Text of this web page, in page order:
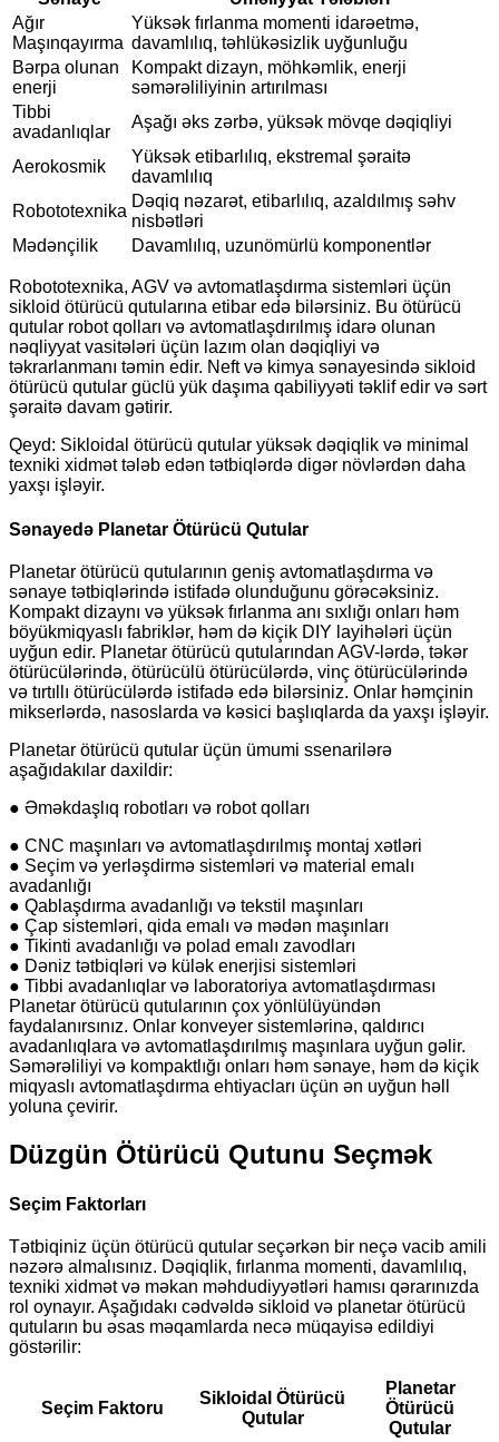
Ağır
Maşınqayırma
Yüksək fırlanma momenti idarəetmə,
davamlılıq, təhlükəsizlik uyğunluğu
Bərpa olunan
enerji
Kompakt dizayn, möhkəmlik, enerji
səmərəliliyinin artırılması
Tibbi
avadanlıqlar
Aşağı əks zərbə, yüksək mövqe dəqiqliyi
Aerokosmik
Yüksək etibarlılıq, ekstremal şəraitə
davamlılıq
Robototexnika
Dəqiq nəzarət, etibarlılıq, azaldılmış səhv
nisbətləri
Mədənçilik
Davamlılıq, uzunömürlü komponentlər
Robototexnika, AGV və avtomatlaşdırma sistemləri üçün
sikloid ötürücü qutularına etibar edə bilərsiniz. Bu ötürücü
qutular robot qolları və avtomatlaşdırılmış idarə olunan
nəqliyyat vasitələri üçün lazım olan dəqiqliyi və
təkrarlanmanı təmin edir. Neft və kimya sənayesində sikloid
ötürücü qutular güclü yük daşıma qabiliyyəti təklif edir və sərt
şəraitə davam gətirir.
Qeyd: Sikloidal ötürücü qutular yüksək dəqiqlik və minimal
texniki xidmət tələb edən tətbiqlərdə digər növlərdən daha
yaxşı işləyir.
Sənayedə Planetar Ötürücü Qutular
Planetar ötürücü qutularının geniş avtomatlaşdırma və
sənaye tətbiqlərində istifadə olunduğunu görəcəksiniz.
Kompakt dizaynı və yüksək fırlanma anı sıxlığı onları həm
böyükmiqyaslı fabriklər, həm də kiçik DIY layihələri üçün
uyğun edir. Planetar ötürücü qutularından AGV-lərdə, təkər
ötürücülərində, ötürücülü ötürücülərdə, vinç ötürücülərində
və tırtıllı ötürücülərdə istifadə edə bilərsiniz. Onlar həmçinin
mikserlərdə, nasoslarda və kəsici başlıqlarda da yaxşı işləyir.
Planetar ötürücü qutular üçün ümumi ssenarilərə
aşağıdakılar daxildir:
● Əməkdaşlıq robotları və robot qolları
● CNC maşınları və avtomatlaşdırılmış montaj xətləri
● Seçim və yerləşdirmə sistemləri və material emalı
avadanlığı
● Qablaşdırma avadanlığı və tekstil maşınları
● Çap sistemləri, qida emalı və mədən maşınları
● Tikinti avadanlığı və polad emalı zavodları
● Dəniz tətbiqləri və külək enerjisi sistemləri
● Tibbi avadanlıqlar və laboratoriya avtomatlaşdırması
Planetar ötürücü qutularının çox yönlülüyündən
faydalanırsınız. Onlar konveyer sistemlərinə, qaldırıcı
avadanlıqlara və avtomatlaşdırılmış maşınlara uyğun gəlir.
Səmərəliliyi və kompaktlığı onları həm sənaye, həm də kiçik
miqyaslı avtomatlaşdırma ehtiyacları üçün ən uyğun həll
yoluna çevirir.
Düzgün Ötürücü Qutunu Seçmək
Seçim Faktorları
Tətbiqiniz üçün ötürücü qutular seçərkən bir neçə vacib amili
nəzərə almalısınız. Dəqiqlik, fırlanma momenti, davamlılıq,
texniki xidmət və məkan məhdudiyyətləri hamısı qərarınızda
rol oynayır. Aşağıdakı cədvəldə sikloid və planetar ötürücü
qutuların bu əsas məqamlarda necə müqayisə edildiyi
göstərilir:
Seçim Faktoru
Sikloidal Ötürücü
Qutular
Planetar
Ötürücü
Qutular